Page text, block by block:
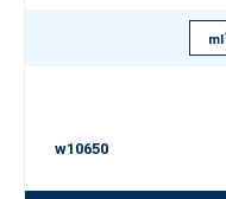
ml
w10650